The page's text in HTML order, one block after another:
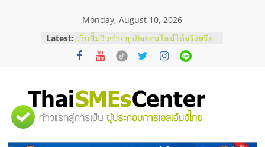
Monday, August 10, 2026
Latest:
สัมมนาลงทุน แฟรนไชส์ยอนนี่
ThaiFranchise Meet Up จับคู่แฟรน
ไชส์ ครั้งที่ 8
FAQ รวมคำถามยอดฮิตเกี่ยวกับการ
ปั้มฟอลติ๊กตอกที่เจ้าของธุรกิจควรรู้
อยากหาเงินทุน เพิ่มสภาพคล่องให้ธุรกิจ
เริ่มยังไงให้ผ่านฉลุย
"ศูนย์